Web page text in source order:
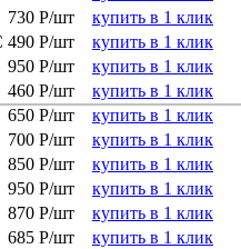
730 Р/шт
купить в 1 клик
490 Р/шт
купить в 1 клик
950 Р/шт
купить в 1 клик
460 Р/шт
купить в 1 клик
650 Р/шт
купить в 1 клик
700 Р/шт
купить в 1 клик
850 Р/шт
купить в 1 клик
950 Р/шт
купить в 1 клик
870 Р/шт
купить в 1 клик
685 Р/шт
купить в 1 клик